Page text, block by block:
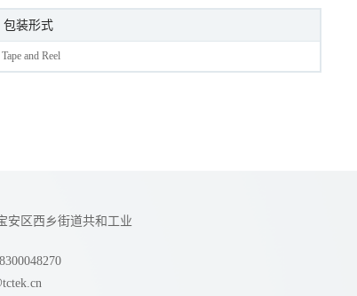
包装形式
Tape and Reel
安区西乡街道共和工业